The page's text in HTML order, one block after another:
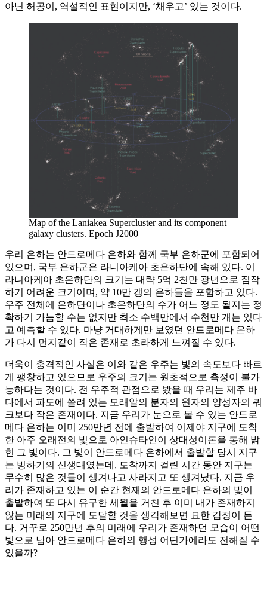
아닌 허공이, 역설적인 표현이지만, ‘채우고’ 있는 것이다.
Map of the Laniakea Supercluster and its component
galaxy clusters. Epoch J2000
우리 은하는 안드로메다 은하와 함께 국부 은하군에 포함되어
있으며, 국부 은하군은 라니아케아 초은하단에 속해 있다. 이
라니아케아 초은하단의 크기는 대략 5억 2천만 광년으로 짐작
하기 어려운 크기이며, 약 10만 갱의 은하들을 포함하고 있다.
우주 전체에 은하단이나 초은하단의 수가 어느 정도 될지는 정
확하기 가늠할 수는 없지만 최소 수백만에서 수천만 개는 있다
고 예측할 수 있다. 마냥 거대하게만 보였던 안드로메다 은하
가 다시 먼지같이 작은 존재로 초라하게 느껴질 수 있다.
더욱이 충격적인 사실은 이와 같은 우주는 빛의 속도보다 빠르
게 팽창하고 있으므로 우주의 크기는 원초적으로 측정이 불가
능하다는 것이다. 전 우주적 관점으로 봤을 때 우리는 제주 바
다에서 파도에 쓸려 있는 모래알의 분자의 원자의 양성자의 쿼
크보다 작은 존재이다. 지금 우리가 눈으로 볼 수 있는 안드로
메다 은하는 이미 250만년 전에 출발하여 이제야 지구에 도착
한 아주 오래전의 빛으로 아인슈타인이 상대성이론을 통해 밝
힌 그 빛이다. 그 빛이 안드로메다 은하에서 출발할 당시 지구
는 빙하기의 신생대였는데, 도착까지 걸린 시간 동안 지구는
무수히 많은 것들이 생겨나고 사라지고 또 생겨났다. 지금 우
리가 존재하고 있는 이 순간 현재의 안드로메다 은하의 빛이
출발하여 또 다시 유구한 세월을 거친 후 이미 내가 존재하지
않는 미래의 지구에 도달할 것을 생각해보면 묘한 감정이 든
다. 거꾸로 250만년 후의 미래에 우리가 존재하던 모습이 어떤
빛으로 남아 안드로메다 은하의 행성 어딘가에라도 전해질 수
있을까?